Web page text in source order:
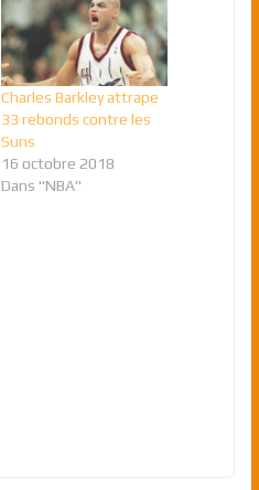
Charles Barkley attrape
33 rebonds contre les
Suns
16 octobre 2018
Dans "NBA"